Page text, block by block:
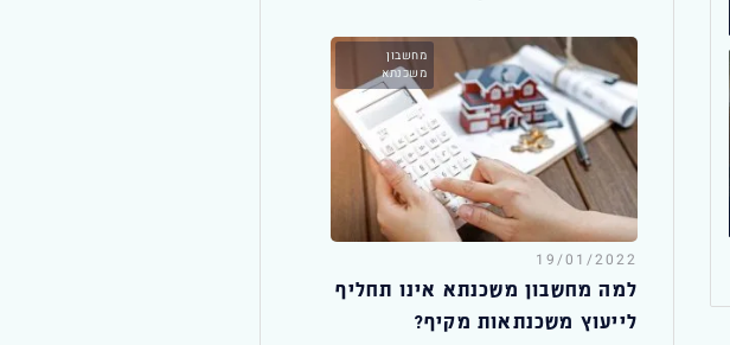
משכנתא לנכס חדש
מדריך מקיף לעסקאות משכנתא
לדירה: כל מה שצריך לדעת
מחשבון
משכנתא
19/01/2022
למה מחשבון משכנתא אינו תחליף
לייעוץ משכנתאות מקיף?